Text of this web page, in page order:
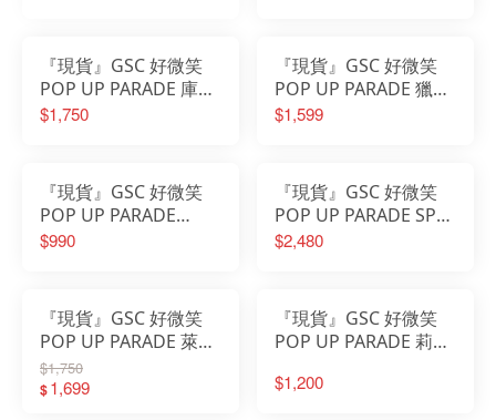
『現貨』GSC 好微笑
POP UP PARADE 庫洛
魔法使 木之本櫻 黑貓
$1,750
『現貨』GSC 好微笑
POP UP PARADE 獵人
HUNTER×HUNTER 奇
$1,599
『現貨』GSC 好微笑
POP UP PARADE
HUNTER 獵人 幻影旅
$990
『現貨』GSC 好微笑
POP UP PARADE SP
OVERLORD 安茲 烏爾
$2,480
『現貨』GSC 好微笑
POP UP PARADE 萊莎
的鍊金工房 萊莎琳‧斯
托特 動畫Ver L size L
$1,750
$1,699
『現貨』GSC 好微笑
POP UP PARADE 莉可
之上瀧奈
$1,200